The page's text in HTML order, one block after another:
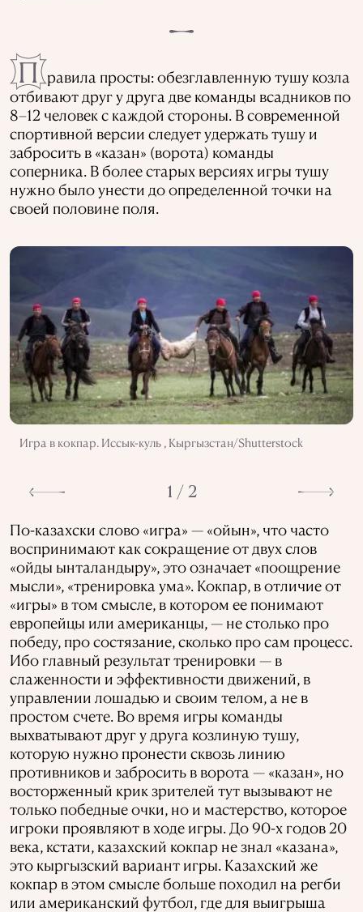
П равила просты: обезглавленную тушу козла
отбивают друг у друга две команды всадников по
8–12 человек с каждой стороны. В современной
спортивной версии следует удержать тушу и
забросить в «казан» (ворота) команды
соперника. В более старых версиях игры тушу
нужно было унести до определенной точки на
своей половине поля.
Игра в кокпар. Иссык-куль , Кыргызстан/Shutterstock
1 / 2
По-казахски слово «игра» — «ойын», что часто
воспринимают как сокращение от двух слов
«ойды ынталандыру», это означает «поощрение
мысли», «тренировка ума». Кокпар, в отличие от
«игры» в том смысле, в котором ее понимают
европейцы или американцы, — не столько про
победу, про состязание, сколько про сам процесс.
Ибо главный результат тренировки — в
слаженности и эффективности движений, в
управлении лошадью и своим телом, а не в
простом счете. Во время игры команды
выхватывают друг у друга козлиную тушу,
которую нужно пронести сквозь линию
противников и забросить в ворота — «казан», но
восторженный крик зрителей тут вызывают не
только победные очки, но и мастерство, которое
игроки проявляют в ходе игры. До 90-х годов 20
века, кстати, казахский кокпар не знал «казана»,
это кыргызский вариант игры. Казахский же
кокпар в этом смысле больше походил на регби
или американский футбол, где для выигрыша